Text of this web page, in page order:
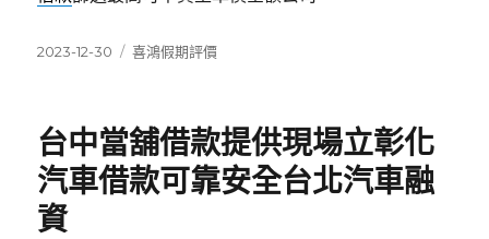
發
2023-12-30
分
喜鴻假期評價
台中當舖借款提供現場立彰化
汽車借款可靠安全台北汽車融
資